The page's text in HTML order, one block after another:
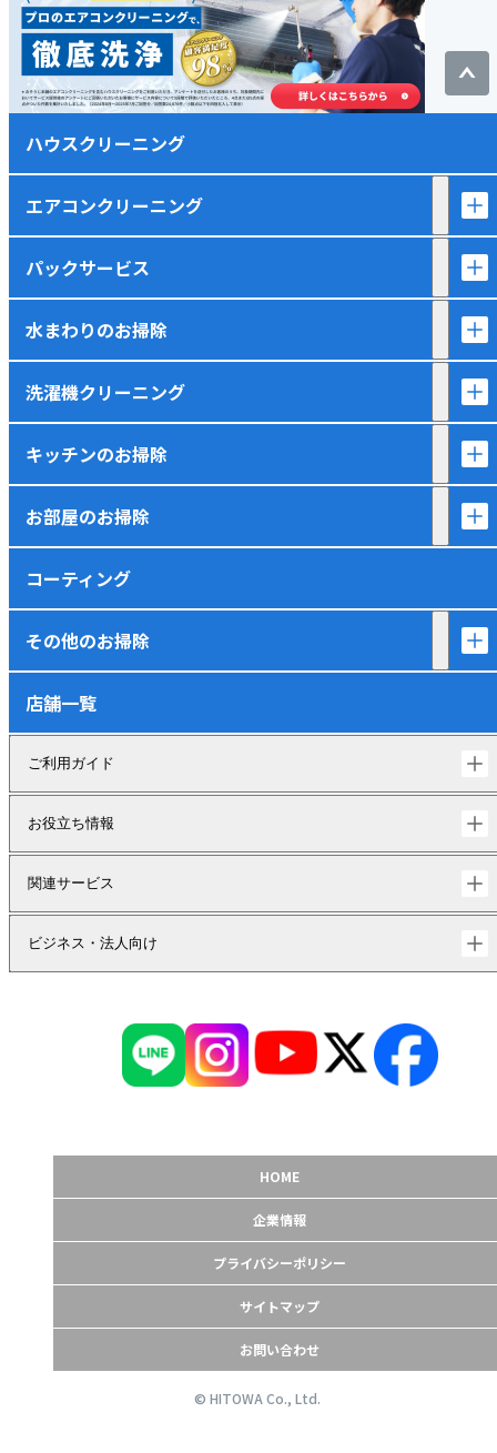
ハウスクリーニング
エアコンクリーニング
パックサービス
水まわりのお掃除
洗濯機クリーニング
キッチンのお掃除
お部屋のお掃除
コーティング
その他のお掃除
店舗一覧
ご利用ガイド
お役立ち情報
関連サービス
ビジネス・法人向け
HOME
企業情報
プライバシーポリシー
サイトマップ
お問い合わせ
© HITOWA Co., Ltd.